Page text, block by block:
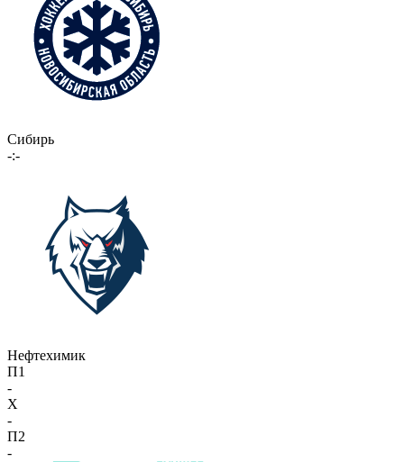
Сибирь
-:-
Нефтехимик
П1
-
X
-
П2
-